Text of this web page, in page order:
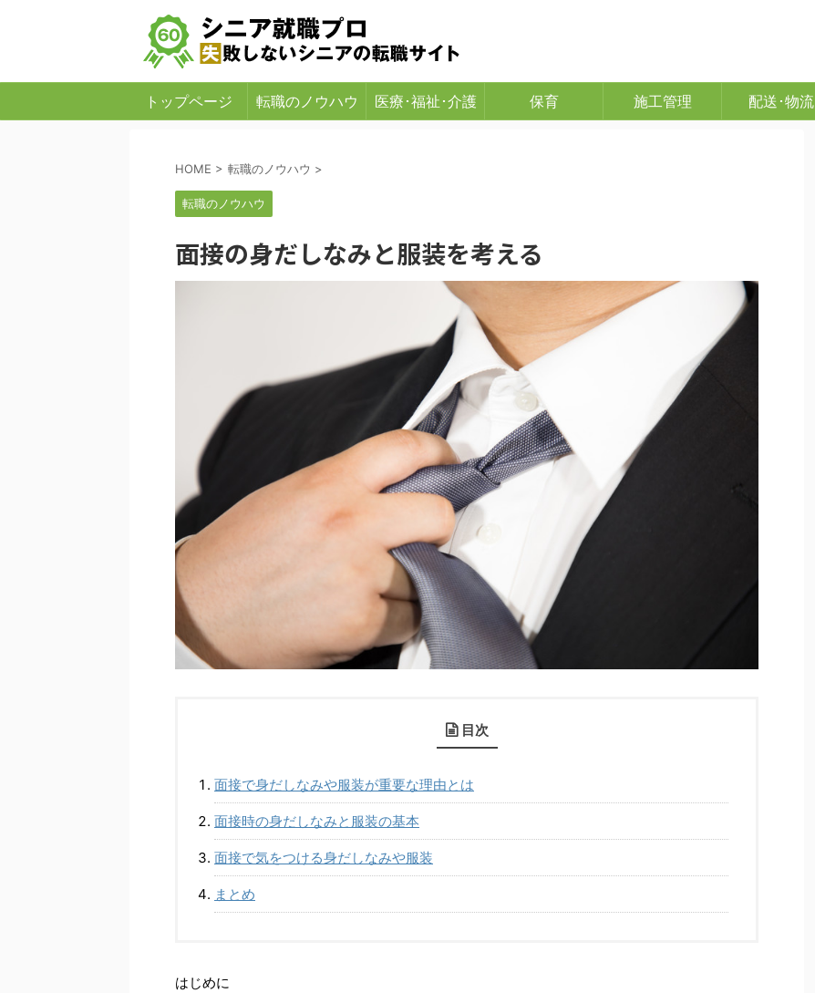
シニア・中高年の就職、転職、求人をテーマにした情報サイト
トップページ 転職のノウハウ 医療･福祉･介護 保育 施工管理 配送･物流
HOME > 転職のノウハウ >
転職のノウハウ
面接の身だしなみと服装を考える
目次
面接で身だしなみや服装が重要な理由とは
面接時の身だしなみと服装の基本
面接で気をつける身だしなみや服装
まとめ
はじめに